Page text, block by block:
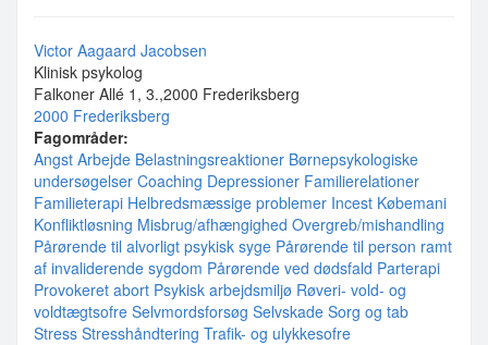
Victor Aagaard Jacobsen
Klinisk psykolog
Falkoner Allé 1, 3.,2000 Frederiksberg
2000 Frederiksberg
Fagområder:
Angst Arbejde Belastningsreaktioner Børnepsykologiske
undersøgelser Coaching Depressioner Familierelationer
Familieterapi Helbredsmæssige problemer Incest Købemani
Konfliktløsning Misbrug/afhængighed Overgreb/mishandling
Pårørende til alvorligt psykisk syge Pårørende til person ramt
af invaliderende sygdom Pårørende ved dødsfald Parterapi
Provokeret abort Psykisk arbejdsmiljø Røveri- vold- og
voldtægtsofre Selvmordsforsøg Selvskade Sorg og tab
Stress Stresshåndtering Trafik- og ulykkesofre